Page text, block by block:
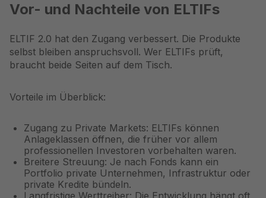
Vor- und Nachteile von ELTIFs
ELTIF 2.0 hat den Zugang verbessert. Die Produkte
selbst bleiben anspruchsvoll. Wer ELTIFs prüft,
braucht beide Seiten auf dem Tisch.
Vorteile im Überblick:
Zugang zu Private Markets: ELTIFs können
Anlageklassen öffnen, die früher vor allem
professionellen Investoren vorbehalten waren.
Breitere Streuung: Je nach Fonds kann ein
Portfolio private Unternehmen, Infrastruktur oder
private Kredite bündeln.
Langfristige Werttreiber: Die Entwicklung hängt oft